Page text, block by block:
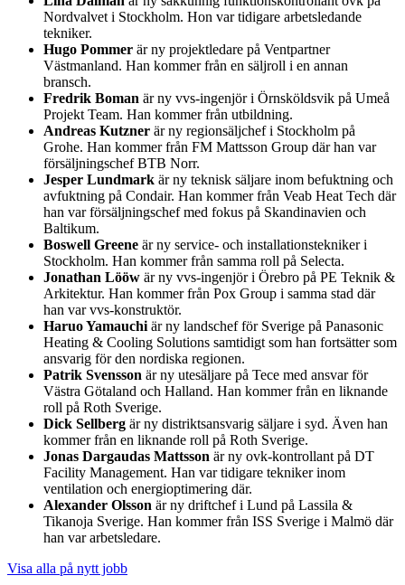
Nordvalvet i Stockholm. Hon var tidigare arbetsledande
tekniker.
Hugo Pommer är ny projektledare på Ventpartner
Västmanland. Han kommer från en säljroll i en annan
bransch.
Fredrik Boman är ny vvs-ingenjör i Örnsköldsvik på Umeå
Projekt Team. Han kommer från utbildning.
Andreas Kutzner är ny regionsäljchef i Stockholm på
Grohe. Han kommer från FM Mattsson Group där han var
försäljningschef BTB Norr.
Jesper Lundmark är ny teknisk säljare inom befuktning och
avfuktning på Condair. Han kommer från Veab Heat Tech där
han var försäljningschef med fokus på Skandinavien och
Baltikum.
Boswell Greene är ny service- och installationstekniker i
Stockholm. Han kommer från samma roll på Selecta.
Jonathan Lööw är ny vvs-ingenjör i Örebro på PE Teknik &
Arkitektur. Han kommer från Pox Group i samma stad där
han var vvs-konstruktör.
Haruo Yamauchi är ny landschef för Sverige på Panasonic
Heating & Cooling Solutions samtidigt som han fortsätter som
ansvarig för den nordiska regionen.
Patrik Svensson är ny utesäljare på Tece med ansvar för
Västra Götaland och Halland. Han kommer från en liknande
roll på Roth Sverige.
Dick Sellberg är ny distriktsansvarig säljare i syd. Även han
kommer från en liknande roll på Roth Sverige.
Jonas Dargaudas Mattsson är ny ovk-kontrollant på DT
Facility Management. Han var tidigare tekniker inom
ventilation och energioptimering där.
Alexander Olsson är ny driftchef i Lund på Lassila &
Tikanoja Sverige. Han kommer från ISS Sverige i Malmö där
han var arbetsledare.
Visa alla på nytt jobb